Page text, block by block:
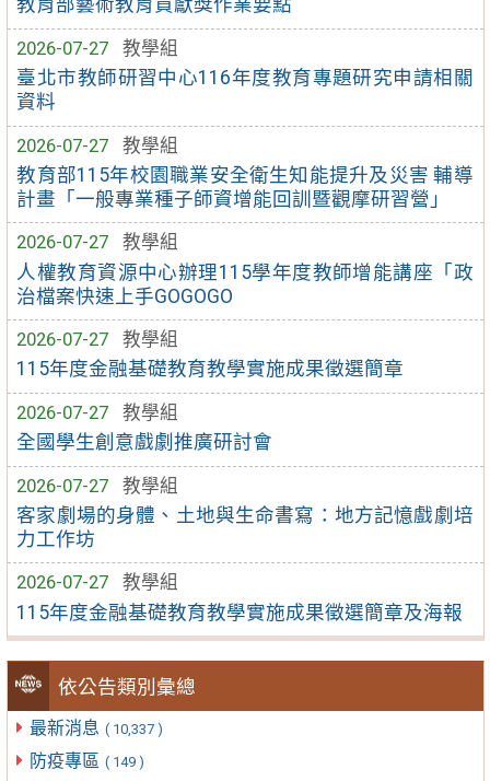
教育部藝術教育貢獻獎作業要點
2026-07-27
教學組
臺北市教師研習中心116年度教育專題研究申請相關
資料
2026-07-27
教學組
教育部115年校園職業安全衛生知能提升及災害 輔導
計畫「一般專業種子師資增能回訓暨觀摩研習營」
2026-07-27
教學組
人權教育資源中心辦理115學年度教師增能講座「政
治檔案快速上手GOGOGO
2026-07-27
教學組
115年度金融基礎教育教學實施成果徵選簡章
2026-07-27
教學組
全國學生創意戲劇推廣研討會
2026-07-27
教學組
客家劇場的身體、土地與生命書寫：地方記憶戲劇培
力工作坊
2026-07-27
教學組
115年度金融基礎教育教學實施成果徵選簡章及海報
依公告類別彙總
最新消息 ( 10,337 )
防疫專區 ( 149 )